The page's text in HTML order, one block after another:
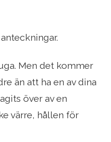
Men det kommer
än att ha en av dina
över av en
värre, hållen för